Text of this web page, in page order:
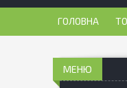
ГОЛОВНА